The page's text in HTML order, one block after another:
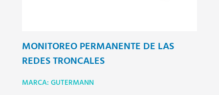
MONITOREO PERMANENTE DE LAS
REDES TRONCALES
MARCA: GUTERMANN